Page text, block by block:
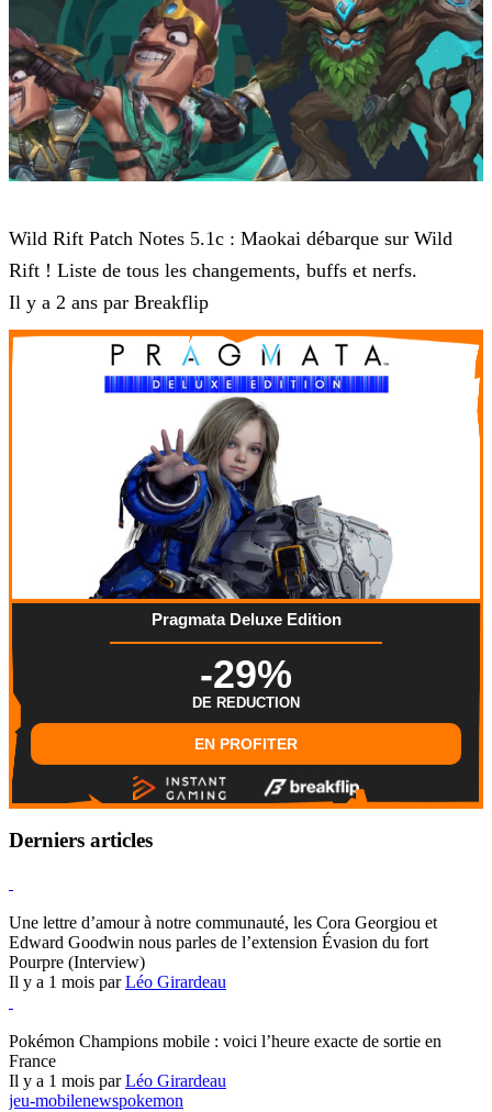
Wild Rift Patch Notes 5.1c : Maokai débarque sur Wild
Rift ! Liste de tous les changements, buffs et nerfs.
Il y a 2 ans par Breakflip
Pragmata Deluxe Edition
-29%
DE REDUCTION
EN PROFITER
Derniers articles
Une lettre d’amour à notre communauté, les Cora Georgiou et
Edward Goodwin nous parles de l’extension Évasion du fort
Pourpre (Interview)
Il y a 1 mois parLéo Girardeau
Pokémon Champions mobile : voici l’heure exacte de sortie en
France
Il y a 1 mois parLéo Girardeau
jeu-mobilenewspokemon